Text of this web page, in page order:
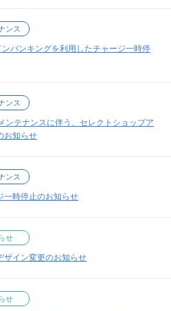
ンス
バンキングを利用したチャージ一時停
ンス
ンテナンスに伴う、セレクトショップア
お知らせ
ンス
一時停止のお知らせ
せ
ザイン変更のお知らせ
せ